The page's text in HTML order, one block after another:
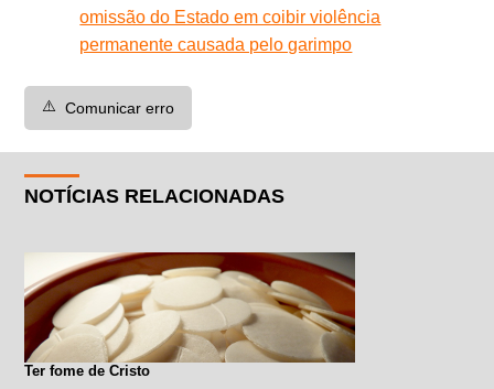
omissão do Estado em coibir violência
permanente causada pelo garimpo
⚠️ Comunicar erro
NOTÍCIAS RELACIONADAS
Ter fome de Cristo